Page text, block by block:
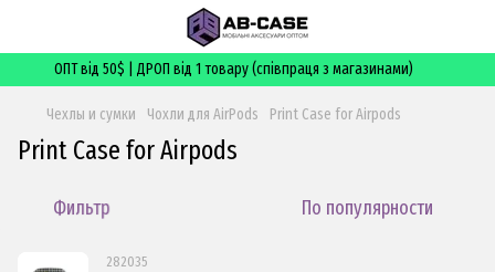
ОПТ від 50$ | ДРОП від 1 товару (співпраця з магазинами)
Чехлы и сумки Чохли для AirPods Print Case for Airpods
Print Case for Airpods
Фильтр По популярности
282035